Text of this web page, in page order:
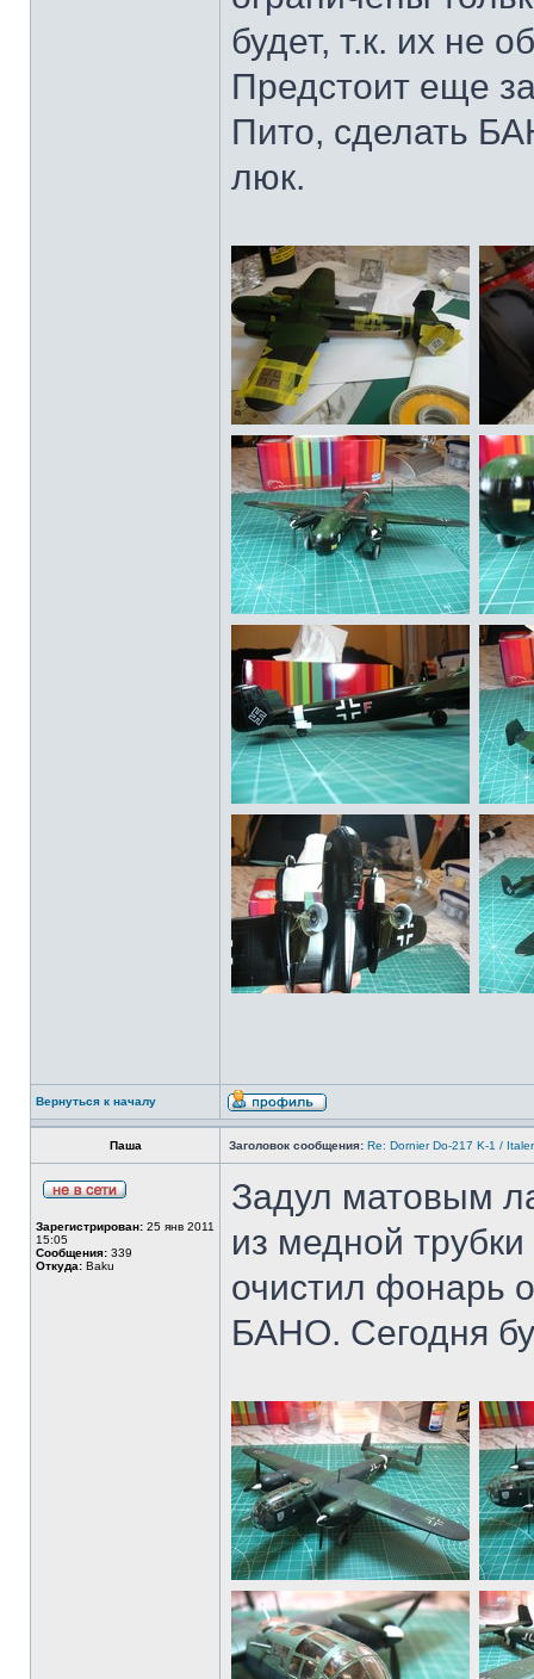
будет, т.к. их не
Предстоит еще
Пито, сделать
люк.
Вернуться к началу
Паша Заголовок сообщения: Re: Dornier Do-217 K-1 /
Зарегистрирован: 25 янв 2011
15:05
Сообщения: 339
Откуда: Baku
Задул матовым
из медной
очистил фонарь
БАНО. Сегодня